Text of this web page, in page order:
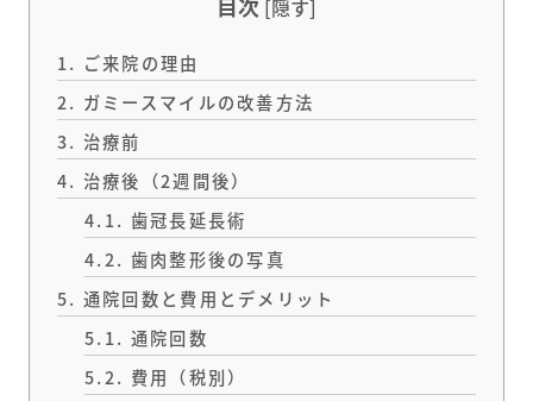
目次 [隠す]
1. ご来院の理由
2. ガミースマイルの改善方法
3. 治療前
4. 治療後（2週間後）
4.1. 歯冠長延長術
4.2. 歯肉整形後の写真
5. 通院回数と費用とデメリット
5.1. 通院回数
5.2. 費用（税別）